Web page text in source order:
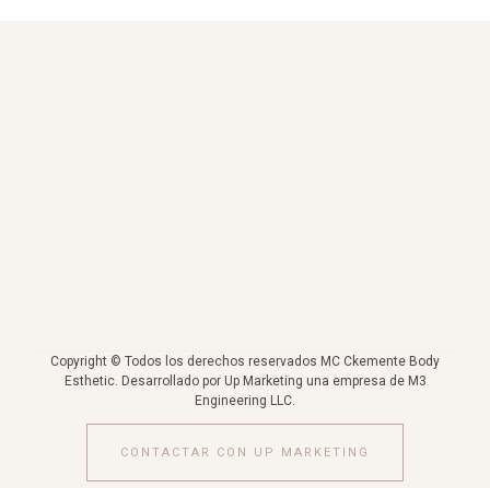
Copyright © Todos los derechos reservados MC Ckemente Body
Esthetic. Desarrollado por Up Marketing una empresa de M3
Engineering LLC.
CONTACTAR CON UP MARKETING